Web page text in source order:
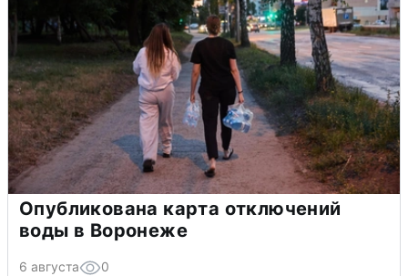
Опубликована карта отключений
воды в Воронеже
6 августа 0